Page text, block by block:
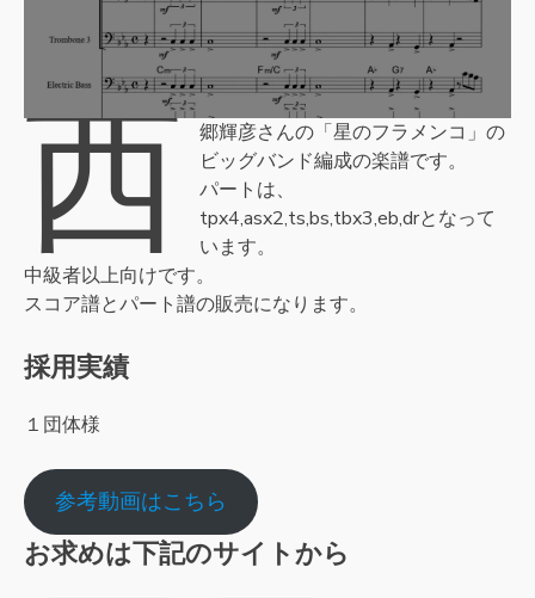
西
郷輝彦さんの「星のフラメンコ」の
ビッグバンド編成の楽譜です。
パートは、
tpx4,asx2,ts,bs,tbx3,eb,drとなって
います。
中級者以上向けです。
スコア譜とパート譜の販売になります。
採用実績
１団体様
参考動画はこちら
お求めは下記のサイトから